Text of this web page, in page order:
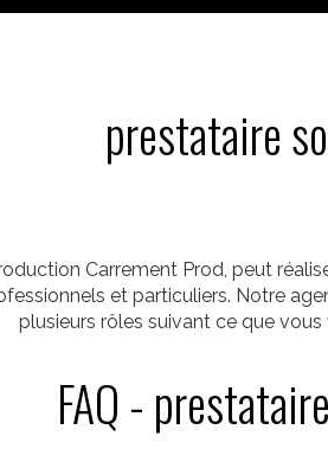
prestataire
Carrement Prod, peut
et particuliers. Notre
plusieurs rôles suivant ce que
FAQ -